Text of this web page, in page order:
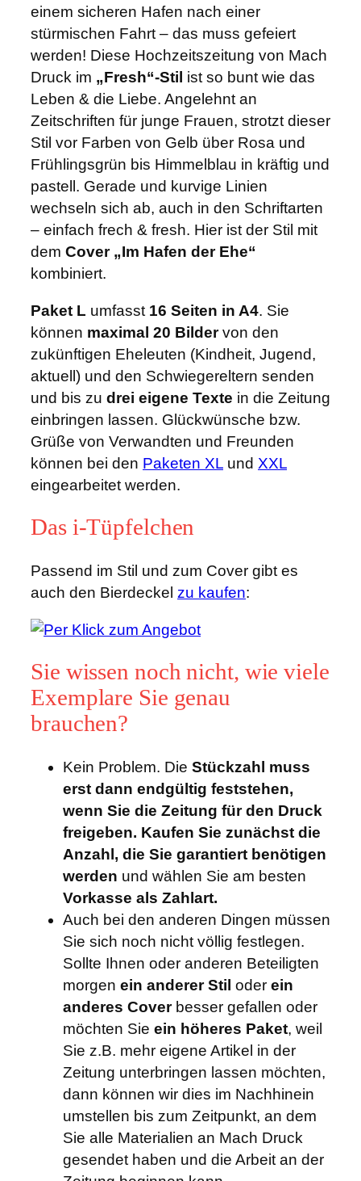
I
m
H
a
f
e
n
d
e
r
E
h
e
M
e
n
g
e
einem sicheren Hafen nach einer
stürmischen Fahrt – das muss gefeiert
werden! Diese Hochzeitszeitung von Mach
Druck im „Fresh“-Stil ist so bunt wie das
Leben & die Liebe. Angelehnt an
Zeitschriften für junge Frauen, strotzt dieser
Stil vor Farben von Gelb über Rosa und
Frühlingsgrün bis Himmelblau in kräftig und
pastell. Gerade und kurvige Linien
wechseln sich ab, auch in den Schriftarten
– einfach frech & fresh. Hier ist der Stil mit
dem Cover „Im Hafen der Ehe“
kombiniert.
Paket L umfasst 16 Seiten in A4. Sie
können maximal 20 Bildervon den
zukünftigen Eheleuten (Kindheit, Jugend,
aktuell) und den Schwiegereltern senden
und bis zu drei eigene Texte in die Zeitung
einbringen lassen. Glückwünsche bzw.
Grüße von Verwandten und Freunden
können bei den Paketen XL und XXL
eingearbeitet werden.
Das i-Tüpfelchen
Passend im Stil und zum Cover gibt es
auch den Bierdeckel zu kaufen:
Sie wissen noch nicht, wie viele
Exemplare Sie genau
brauchen?
Kein Problem. Die Stückzahl muss
erst dann endgültig feststehen,
wenn Sie die Zeitung für den Druck
freigeben. Kaufen Sie zunächst die
Anzahl, die Sie garantiert benötigen
werden und wählen Sie am besten
Vorkasse als Zahlart.
Auch bei den anderen Dingen müssen
Sie sich noch nicht völlig festlegen.
Sollte Ihnen oder anderen Beteiligten
morgen ein anderer Stil oder ein
anderes Coverbesser gefallen oder
möchten Sie ein höheres Paket, weil
Sie z.B. mehr eigene Artikel in der
Zeitung unterbringen lassen möchten,
dann können wir dies im Nachhinein
umstellen bis zum Zeitpunkt, an dem
Sie alle Materialien an Mach Druck
gesendet haben und die Arbeit an der